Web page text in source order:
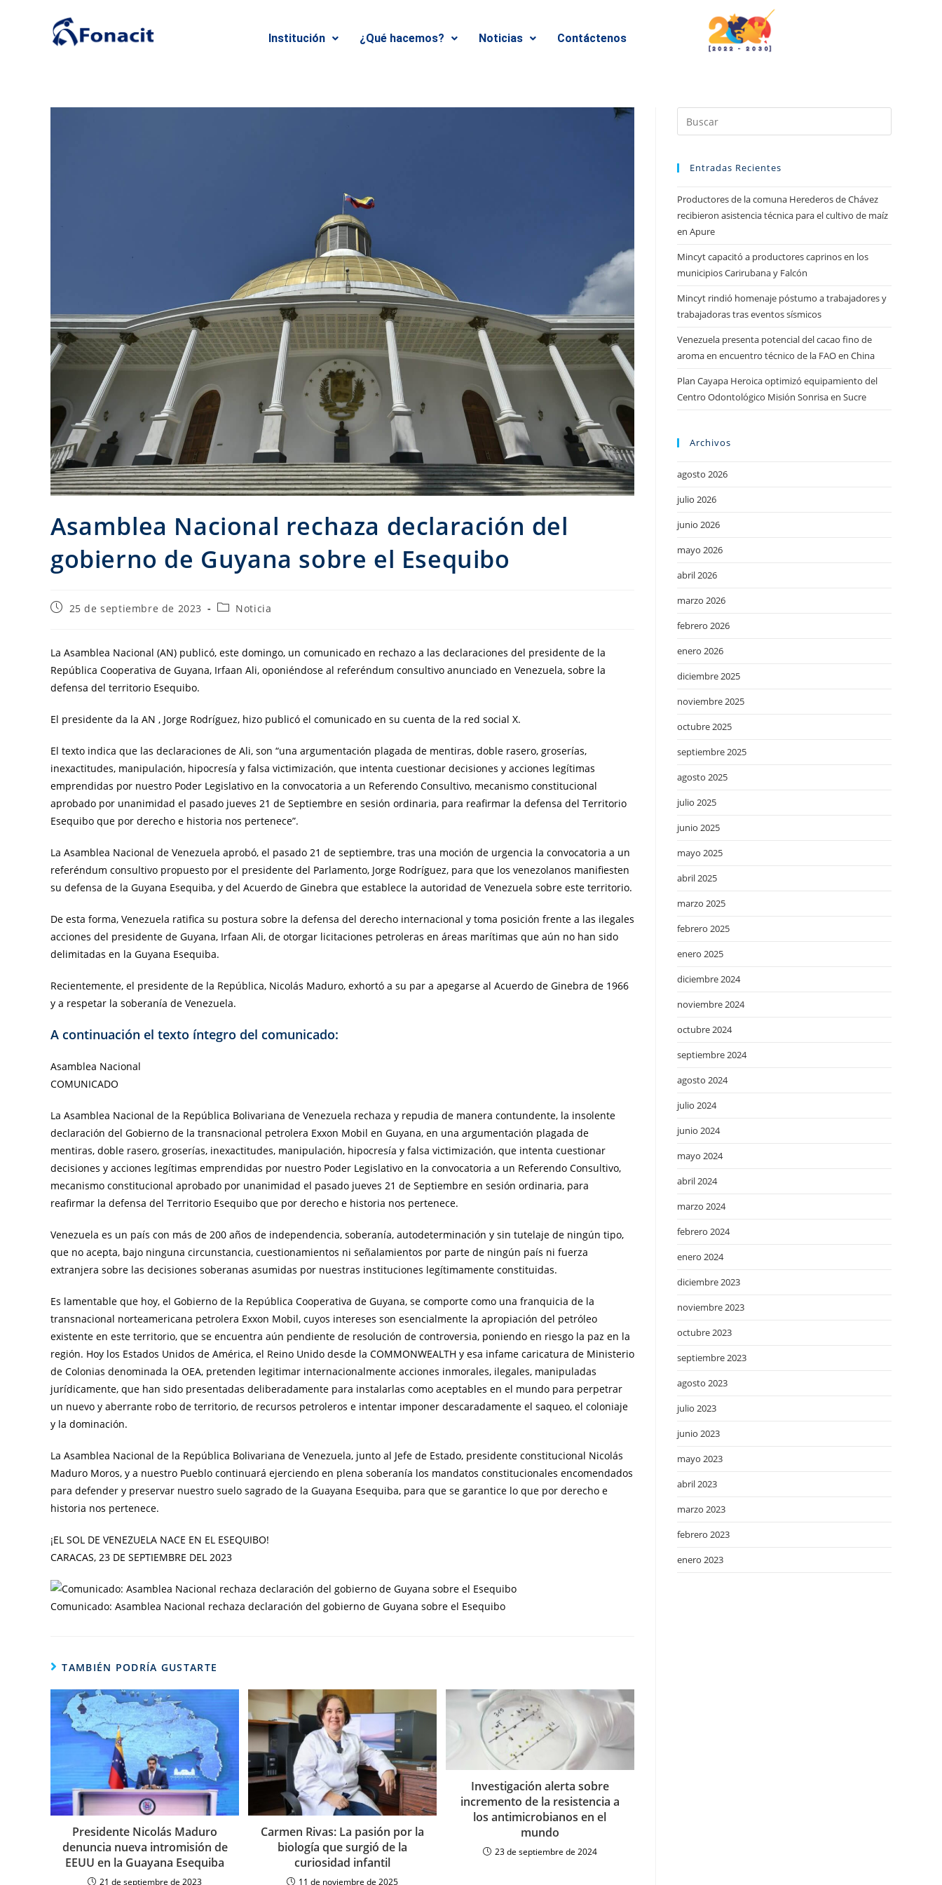
Institución ¿Qué hacemos? Noticias Contáctenos
Asamblea Nacional rechaza declaración del
gobierno de Guyana sobre el Esequibo
25 de septiembre de 2023 Noticia
La Asamblea Nacional (AN) publicó, este domingo, un comunicado en rechazo a las declaraciones del presidente de la
República Cooperativa de Guyana, Irfaan Ali, oponiéndose al referéndum consultivo anunciado en Venezuela, sobre la
defensa del territorio Esequibo.
El presidente da la AN , Jorge Rodríguez, hizo publicó el comunicado en su cuenta de la red social X.
El texto indica que las declaraciones de Ali, son “una argumentación plagada de mentiras, doble rasero, groserías,
inexactitudes, manipulación, hipocresía y falsa victimización, que intenta cuestionar decisiones y acciones legítimas
emprendidas por nuestro Poder Legislativo en la convocatoria a un Referendo Consultivo, mecanismo constitucional
aprobado por unanimidad el pasado jueves 21 de Septiembre en sesión ordinaria, para reafirmar la defensa del Territorio
Esequibo que por derecho e historia nos pertenece”.
La Asamblea Nacional de Venezuela aprobó, el pasado 21 de septiembre, tras una moción de urgencia la convocatoria a un
referéndum consultivo propuesto por el presidente del Parlamento, Jorge Rodríguez, para que los venezolanos manifiesten
su defensa de la Guyana Esequiba, y del Acuerdo de Ginebra que establece la autoridad de Venezuela sobre este territorio.
De esta forma, Venezuela ratifica su postura sobre la defensa del derecho internacional y toma posición frente a las ilegales
acciones del presidente de Guyana, Irfaan Ali, de otorgar licitaciones petroleras en áreas marítimas que aún no han sido
delimitadas en la Guyana Esequiba.
Recientemente, el presidente de la República, Nicolás Maduro, exhortó a su par a apegarse al Acuerdo de Ginebra de 1966
y a respetar la soberanía de Venezuela.
A continuación el texto íntegro del comunicado:
Asamblea Nacional
COMUNICADO
La Asamblea Nacional de la República Bolivariana de Venezuela rechaza y repudia de manera contundente, la insolente
declaración del Gobierno de la transnacional petrolera Exxon Mobil en Guyana, en una argumentación plagada de
mentiras, doble rasero, groserías, inexactitudes, manipulación, hipocresía y falsa victimización, que intenta cuestionar
decisiones y acciones legítimas emprendidas por nuestro Poder Legislativo en la convocatoria a un Referendo Consultivo,
mecanismo constitucional aprobado por unanimidad el pasado jueves 21 de Septiembre en sesión ordinaria, para
reafirmar la defensa del Territorio Esequibo que por derecho e historia nos pertenece.
Venezuela es un país con más de 200 años de independencia, soberanía, autodeterminación y sin tutelaje de ningún tipo,
que no acepta, bajo ninguna circunstancia, cuestionamientos ni señalamientos por parte de ningún país ni fuerza
extranjera sobre las decisiones soberanas asumidas por nuestras instituciones legítimamente constituidas.
Es lamentable que hoy, el Gobierno de la República Cooperativa de Guyana, se comporte como una franquicia de la
transnacional norteamericana petrolera Exxon Mobil, cuyos intereses son esencialmente la apropiación del petróleo
existente en este territorio, que se encuentra aún pendiente de resolución de controversia, poniendo en riesgo la paz en la
región. Hoy los Estados Unidos de América, el Reino Unido desde la COMMONWEALTH y esa infame caricatura de Ministerio
de Colonias denominada la OEA, pretenden legitimar internacionalmente acciones inmorales, ilegales, manipuladas
jurídicamente, que han sido presentadas deliberadamente para instalarlas como aceptables en el mundo para perpetrar
un nuevo y aberrante robo de territorio, de recursos petroleros e intentar imponer descaradamente el saqueo, el coloniaje
y la dominación.
La Asamblea Nacional de la República Bolivariana de Venezuela, junto al Jefe de Estado, presidente constitucional Nicolás
Maduro Moros, y a nuestro Pueblo continuará ejerciendo en plena soberanía los mandatos constitucionales encomendados
para defender y preservar nuestro suelo sagrado de la Guayana Esequiba, para que se garantice lo que por derecho e
historia nos pertenece.
¡EL SOL DE VENEZUELA NACE EN EL ESEQUIBO!
CARACAS, 23 DE SEPTIEMBRE DEL 2023
Comunicado: Asamblea Nacional rechaza declaración del gobierno de Guyana sobre el Esequibo
TAMBIÉN PODRÍA GUSTARTE
Presidente Nicolás Maduro
denuncia nueva intromisión de
EEUU en la Guayana Esequiba
21 de septiembre de 2023
Carmen Rivas: La pasión por la
biología que surgió de la
curiosidad infantil
11 de noviembre de 2025
Investigación alerta sobre
incremento de la resistencia a
los antimicrobianos en el
mundo
23 de septiembre de 2024
Entradas Recientes
Productores de la comuna Herederos de Chávez
recibieron asistencia técnica para el cultivo de maíz
en Apure
Mincyt capacitó a productores caprinos en los
municipios Carirubana y Falcón
Mincyt rindió homenaje póstumo a trabajadores y
trabajadoras tras eventos sísmicos
Venezuela presenta potencial del cacao fino de
aroma en encuentro técnico de la FAO en China
Plan Cayapa Heroica optimizó equipamiento del
Centro Odontológico Misión Sonrisa en Sucre
Archivos
agosto 2026
julio 2026
junio 2026
mayo 2026
abril 2026
marzo 2026
febrero 2026
enero 2026
diciembre 2025
noviembre 2025
octubre 2025
septiembre 2025
agosto 2025
julio 2025
junio 2025
mayo 2025
abril 2025
marzo 2025
febrero 2025
enero 2025
diciembre 2024
noviembre 2024
octubre 2024
septiembre 2024
agosto 2024
julio 2024
junio 2024
mayo 2024
abril 2024
marzo 2024
febrero 2024
enero 2024
diciembre 2023
noviembre 2023
octubre 2023
septiembre 2023
agosto 2023
julio 2023
junio 2023
mayo 2023
abril 2023
marzo 2023
febrero 2023
enero 2023